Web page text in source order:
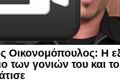
Οικονομόπουλος: Η
των γονιών του και